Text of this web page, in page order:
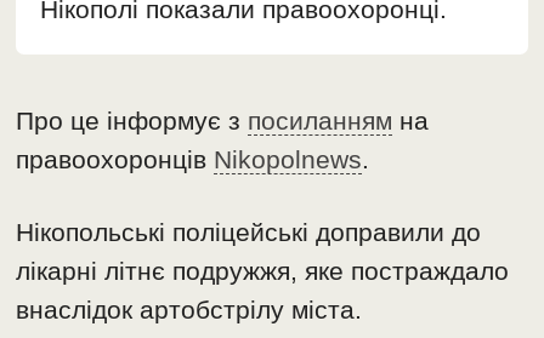
Нікополі показали правоохоронці.
Про це інформує з посиланням на
правоохоронців Nikopolnews.
Нікопольські поліцейські доправили до
лікарні літнє подружжя, яке постраждало
внаслідок артобстрілу міста.